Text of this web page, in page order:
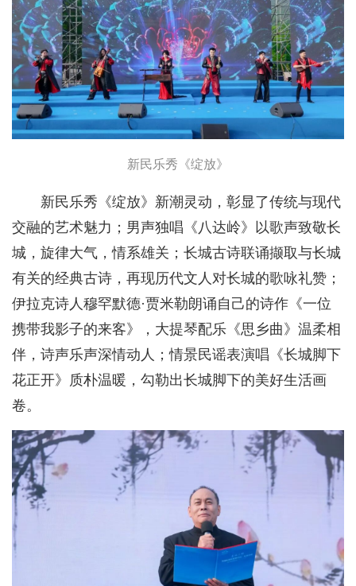
新民乐秀《绽放》
新民乐秀《绽放》新潮灵动，彰显了传统与现代
交融的艺术魅力；男声独唱《八达岭》以歌声致敬长
城，旋律大气，情系雄关；长城古诗联诵撷取与长城
有关的经典古诗，再现历代文人对长城的歌咏礼赞；
伊拉克诗人穆罕默德·贾米勒朗诵自己的诗作《一位
携带我影子的来客》，大提琴配乐《思乡曲》温柔相
伴，诗声乐声深情动人；情景民谣表演唱《长城脚下
花正开》质朴温暖，勾勒出长城脚下的美好生活画
卷。